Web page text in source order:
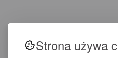
Strona używa